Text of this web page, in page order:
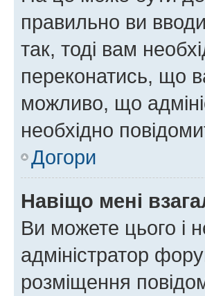
правильно ви
так, тоді вам
переконатись, що
можливо, що
необхідно
Догори
Навіщо мені
Ви можете цього і
адміністратор
розміщення